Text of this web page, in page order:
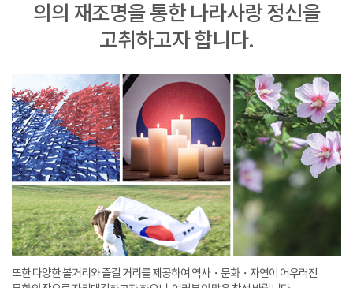
의의 재조명을 통한 나라사랑 정신을
고취하고자 합니다.
또한 다양한 볼거리와 즐길 거리를 제공하여 역사・문화・자연이 어우러진